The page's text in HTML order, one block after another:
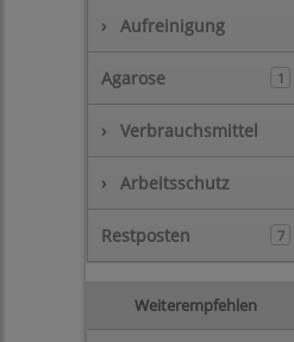
› Aufreinigung
Agarose 1
› Verbrauchsmittel
› Arbeitsschutz
Restposten 7
Weiterempfehlen